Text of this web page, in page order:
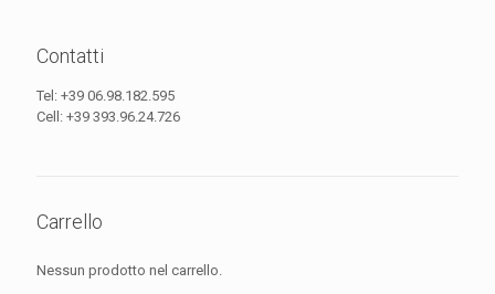
Contatti
Tel: +39 06.98.182.595
Cell: +39 393.96.24.726
Carrello
Nessun prodotto nel carrello.